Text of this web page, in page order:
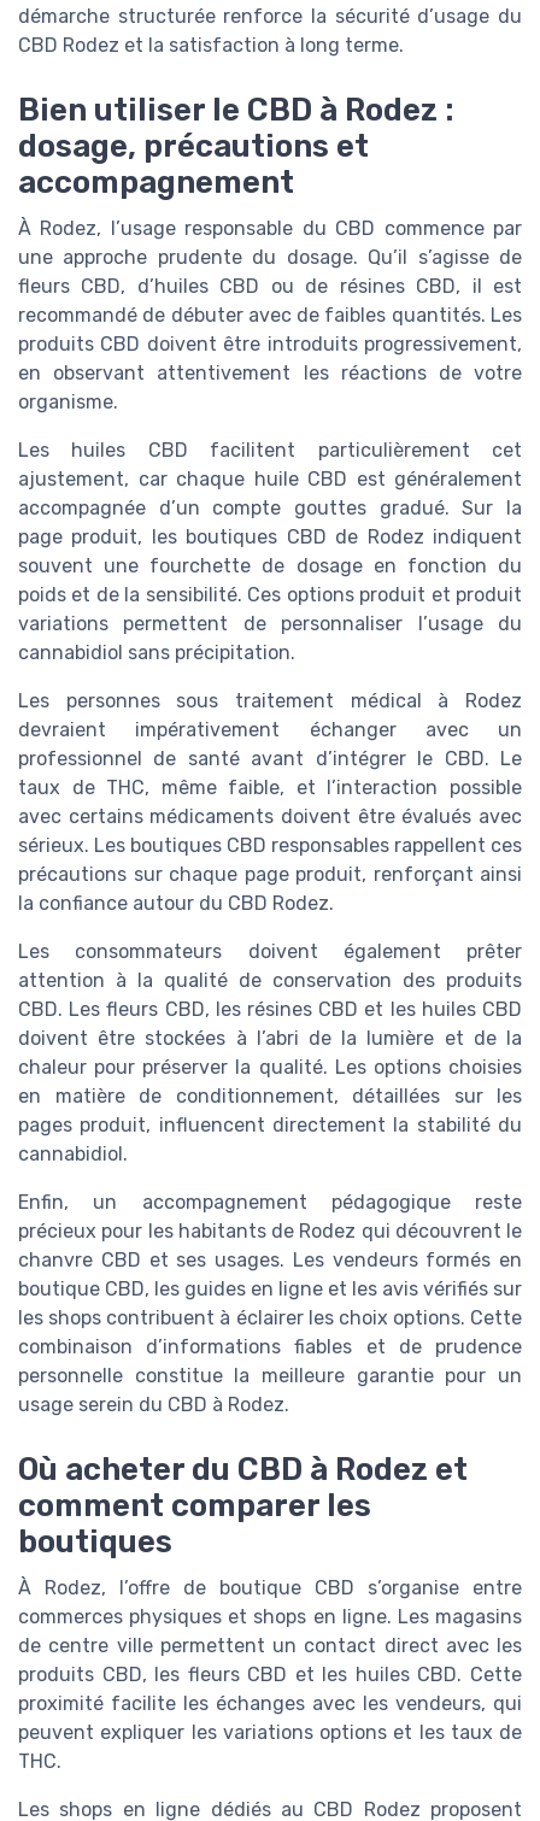
démarche structurée renforce la sécurité d’usage du
CBD Rodez et la satisfaction à long terme.
Bien utiliser le CBD à Rodez :
dosage, précautions et
accompagnement
À Rodez, l’usage responsable du CBD commence par
une approche prudente du dosage. Qu’il s’agisse de
fleurs CBD, d’huiles CBD ou de résines CBD, il est
recommandé de débuter avec de faibles quantités. Les
produits CBD doivent être introduits progressivement,
en observant attentivement les réactions de votre
organisme.
Les huiles CBD facilitent particulièrement cet
ajustement, car chaque huile CBD est généralement
accompagnée d’un compte gouttes gradué. Sur la
page produit, les boutiques CBD de Rodez indiquent
souvent une fourchette de dosage en fonction du
poids et de la sensibilité. Ces options produit et produit
variations permettent de personnaliser l’usage du
cannabidiol sans précipitation.
Les personnes sous traitement médical à Rodez
devraient impérativement échanger avec un
professionnel de santé avant d’intégrer le CBD. Le
taux de THC, même faible, et l’interaction possible
avec certains médicaments doivent être évalués avec
sérieux. Les boutiques CBD responsables rappellent ces
précautions sur chaque page produit, renforçant ainsi
la confiance autour du CBD Rodez.
Les consommateurs doivent également prêter
attention à la qualité de conservation des produits
CBD. Les fleurs CBD, les résines CBD et les huiles CBD
doivent être stockées à l’abri de la lumière et de la
chaleur pour préserver la qualité. Les options choisies
en matière de conditionnement, détaillées sur les
pages produit, influencent directement la stabilité du
cannabidiol.
Enfin, un accompagnement pédagogique reste
précieux pour les habitants de Rodez qui découvrent le
chanvre CBD et ses usages. Les vendeurs formés en
boutique CBD, les guides en ligne et les avis vérifiés sur
les shops contribuent à éclairer les choix options. Cette
combinaison d’informations fiables et de prudence
personnelle constitue la meilleure garantie pour un
usage serein du CBD à Rodez.
Où acheter du CBD à Rodez et
comment comparer les
boutiques
À Rodez, l’offre de boutique CBD s’organise entre
commerces physiques et shops en ligne. Les magasins
de centre ville permettent un contact direct avec les
produits CBD, les fleurs CBD et les huiles CBD. Cette
proximité facilite les échanges avec les vendeurs, qui
peuvent expliquer les variations options et les taux de
THC.
Les shops en ligne dédiés au CBD Rodez proposent